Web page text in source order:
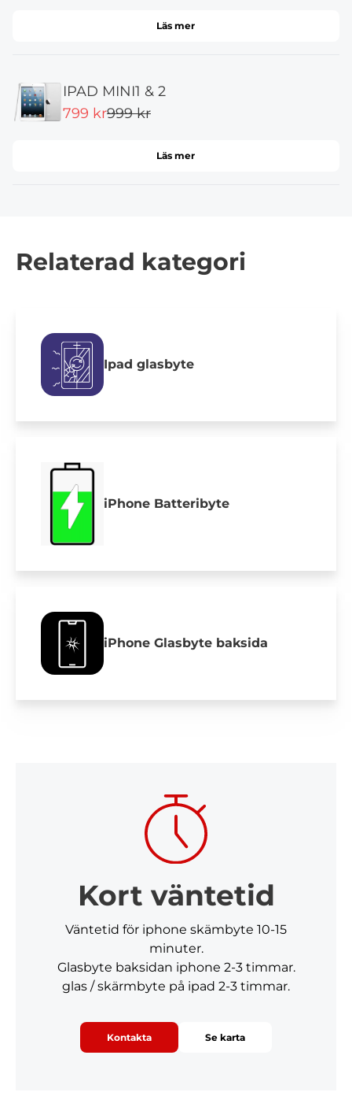
Läs mer
IPAD MINI1 & 2
799 kr999 kr
Läs mer
Relaterad kategori
Ipad glasbyte
iPhone Batteribyte
iPhone Glasbyte baksida
Kort väntetid
Väntetid för iphone skämbyte 10-15
minuter.
Glasbyte baksidan iphone 2-3 timmar.
glas / skärmbyte på ipad 2-3 timmar.
Kontakta Se karta